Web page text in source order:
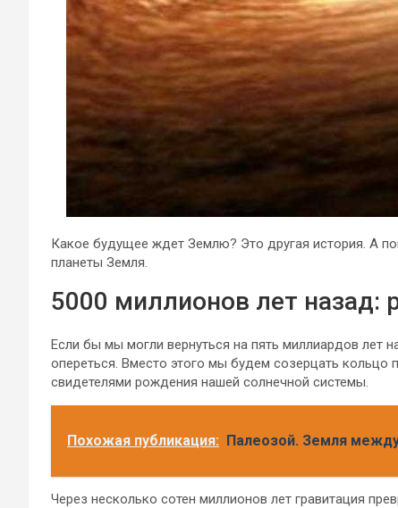
Какое будущее ждет Землю? Это другая история. А
планеты Земля.
5000 миллионов лет
Если бы мы могли вернуться на пять миллиардов
опереться. Вместо этого мы будем созерцать
свидетелями рождения нашей солнечной системы.
Похожая публикация: Палеозой. Земля
Через несколько сотен миллионов лет гравитация